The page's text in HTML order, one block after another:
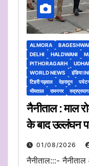
ALMORA
DELHI
HALDWANI
PITHORAGARH
WORLD NEWS
इंडिया
टिहरी गढ़वाल
देहरादून
भीमताल
रामनगर रुद्रप्रयाग
नैनीताल : माल
के बाद उल्लंघन पर
01/08/2026
नैनीताल:::-